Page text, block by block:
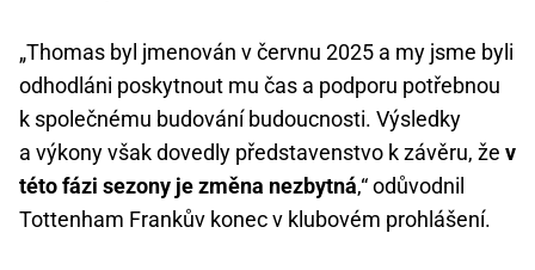
„Thomas byl jmenován v červnu 2025 a my jsme byli
odhodláni poskytnout mu čas a podporu potřebnou
k společnému budování budoucnosti. Výsledky
a výkony však dovedly představenstvo k závěru, že v
této fázi sezony je změna nezbytná,“ odůvodnil
Tottenham Frankův konec v klubovém prohlášení.